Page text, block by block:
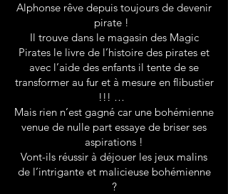
Alphonse rêve depuis toujours de devenir
pirate !
Il trouve dans le magasin des Magic
Pirates le livre de l’histoire des pirates et
avec l’aide des enfants il tente de se
transformer au fur et à mesure en flibustier
!!! …
Mais rien n’est gagné car une bohémienne
venue de nulle part essaye de briser ses
aspirations !
Vont-ils réussir à déjouer les jeux malins
de l’intrigante et malicieuse bohémienne
?